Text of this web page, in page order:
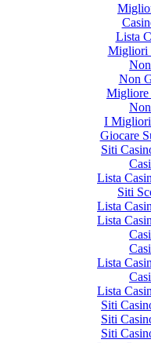
Lista
Migliori
Non
Migliore
I Migliori
Giocare
Siti
Lista
Siti
Lista
Lista
Lista
Lista
Siti
Siti
Siti